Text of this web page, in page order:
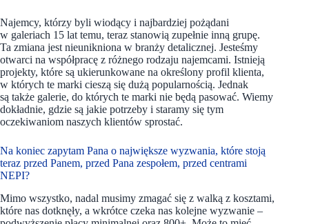
Najemcy, którzy byli wiodący i najbardziej pożądani
w galeriach 15 lat temu, teraz stanowią zupełnie inną grupę.
Ta zmiana jest nieunikniona w branży detalicznej. Jesteśmy
otwarci na współpracę z różnego rodzaju najemcami. Istnieją
projekty, które są ukierunkowane na określony profil klienta,
w których te marki cieszą się dużą popularnością. Jednak
są także galerie, do których te marki nie będą pasować. Wiemy
dokładnie, gdzie są jakie potrzeby i staramy się tym
oczekiwaniom naszych klientów sprostać.
Na koniec zapytam Pana o największe wyzwania, które stoją
teraz przed Panem, przed Pana zespołem, przed centrami
NEPI?
Mimo wszystko, nadal musimy zmagać się z walką z kosztami,
które nas dotknęły, a wkrótce czeka nas kolejne wyzwanie –